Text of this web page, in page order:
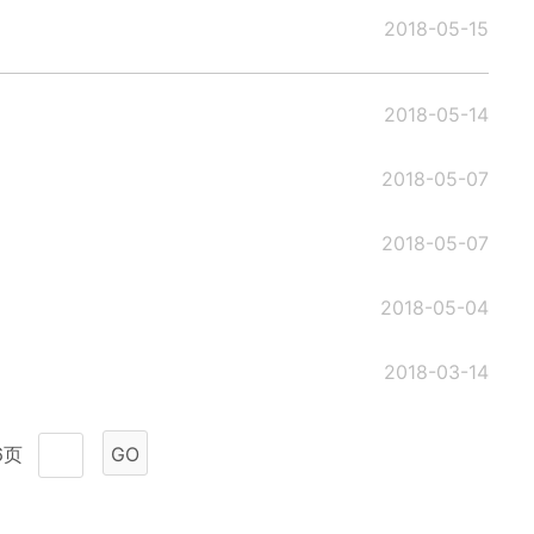
2018-05-15
2018-05-14
2018-05-07
2018-05-07
2018-05-04
2018-03-14
GO